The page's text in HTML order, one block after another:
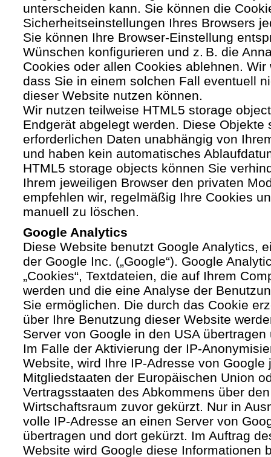
unterscheiden kann. Sie können die
Sicherheitseinstellungen Ihres Browsers
Sie können Ihre Browser-Einstellung
Wünschen konfigurieren und z. B. die
Cookies oder allen Cookies ablehnen.
dass Sie in einem solchen Fall eventuell
dieser Website nutzen können.
Wir nutzen teilweise HTML5 storage
Endgerät abgelegt werden. Diese Objekte
erforderlichen Daten unabhängig von
und haben kein automatisches
HTML5 storage objects können Sie
Ihrem jeweiligen Browser den privaten
empfehlen wir, regelmäßig Ihre Cookies
manuell zu löschen.
Google Analytics
Diese Website benutzt Google Analytics,
der Google Inc. („Google“). Google
„Cookies“, Textdateien, die auf Ihrem
werden und die eine Analyse der
Sie ermöglichen. Die durch das Cookie
über Ihre Benutzung dieser Website
Server von Google in den USA
Im Falle der Aktivierung der IP-
Website, wird Ihre IP-Adresse von Google
Mitgliedstaaten der Europäischen Union
Vertragsstaaten des Abkommens über
Wirtschaftsraum zuvor gekürzt. Nur in
volle IP-Adresse an einen Server von
übertragen und dort gekürzt. Im Auftrag
Website wird Google diese Informationen